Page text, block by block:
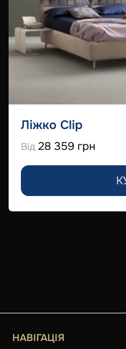
Ліжко Clip
Від 28 359 грн
НАВІГАЦІЯ